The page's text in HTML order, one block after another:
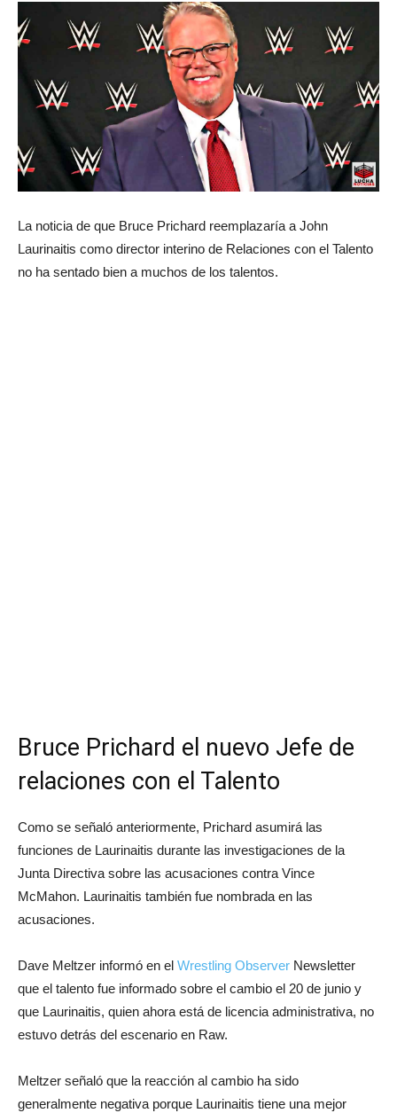
La noticia de que Bruce Prichard reemplazaría a John
Laurinaitis como director interino de Relaciones con el Talento
no ha sentado bien a muchos de los talentos.
Bruce Prichard el nuevo Jefe de
relaciones con el Talento
Como se señaló anteriormente, Prichard asumirá las
funciones de Laurinaitis durante las investigaciones de la
Junta Directiva sobre las acusaciones contra Vince
McMahon. Laurinaitis también fue nombrada en las
acusaciones.
Dave Meltzer informó en el Wrestling Observer Newsletter
que el talento fue informado sobre el cambio el 20 de junio y
que Laurinaitis, quien ahora está de licencia administrativa, no
estuvo detrás del escenario en Raw.
Meltzer señaló que la reacción al cambio ha sido
generalmente negativa porque Laurinaitis tiene una mejor